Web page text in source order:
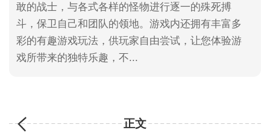
敢的战士，与各式各样的怪物进行逐一的殊死搏
斗，保卫自己和团队的领地。游戏内还拥有丰富多
彩的有趣游戏玩法，供玩家自由尝试，让您体验游
戏所带来的独特乐趣，不...
正文